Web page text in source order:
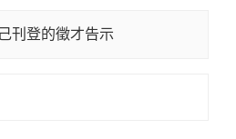
刊登的徵才告示